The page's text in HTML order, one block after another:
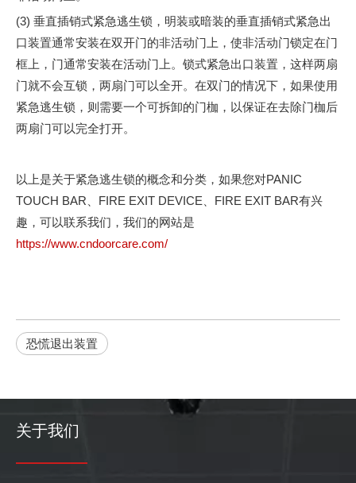
第131届广交会4月24日圆满闭幕
专业研发、制造门锁的工厂。
紧急逃生锁的新旧标准变化
新标准主要修改了产品分类、安全等级、锁具代号，增加了锁
(3) 垂直插销式紧急逃生锁，明装或暗装的垂直插销式紧急出
口装置通常安装在双开门的非活动门上，使非活动门锁定在门
框上，门通常安装在活动门上。锁式紧急出口装置，这样两扇
门就不会互锁，两扇门可以全开。在双门的情况下，如果使用
紧急逃生锁，则需要一个可拆卸的门枷，以保证在去除门枷后
两扇门可以完全打开。
以上是关于紧急逃生锁的概念和分类，如果您对PANIC
TOUCH BAR、FIRE EXIT DEVICE、FIRE EXIT BAR有兴
趣，可以联系我们，我们的网站是
https://www.cndoorcare.com/
恐慌退出装置
关于我们